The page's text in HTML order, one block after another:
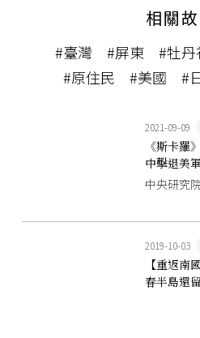
相關
#臺灣 #屏東 #牡丹
#原住民
#美國 #
2021-09-09
《斯卡羅
中擊退美
品的大戶
中央研究
2019-10-03
【重返南
春半島還